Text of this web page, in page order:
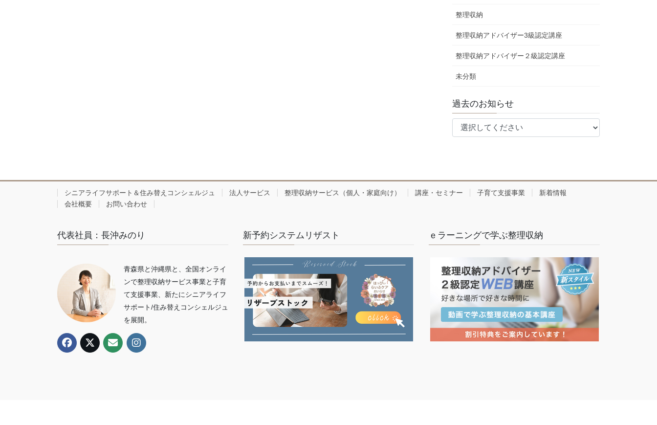
整理収納
整理収納アドバイザー3級認定講座
整理収納アドバイザー２級認定講座
未分類
過去のお知らせ
シニアライフサポート＆住み替えコンシェルジュ 法人サービス 整理収納サービス（個人・家庭向け） 講座・セミナー 子育て支援事業
新着情報
会社概要
お問い合わせ
代表社員：長沖みのり
青森県と沖縄県と、全国オンライ
ンで整理収納サービス事業と子育
て支援事業、新たにシニアライフ
サポート/住み替えコンシェルジュ
を展開。
新予約システムリザスト ｅラーニングで学ぶ整理収納